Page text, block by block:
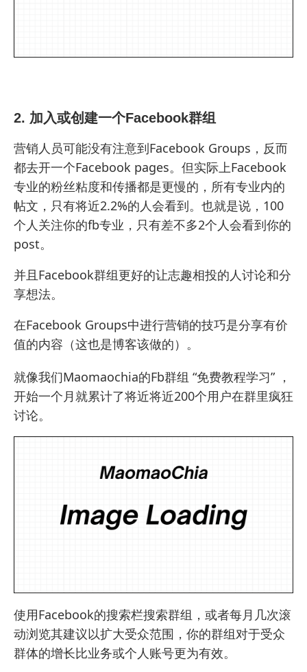
2. 加入或创建一个Facebook群组
营销人员可能没有注意到Facebook Groups，反而
都去开一个Facebook pages。但实际上Facebook
专业的粉丝粘度和传播都是更慢的，所有专业内的
帖文，只有将近2.2%的人会看到。也就是说，100
个人关注你的fb专业，只有差不多2个人会看到你的
post。
并且Facebook群组更好的让志趣相投的人讨论和分
享想法。
在Facebook Groups中进行营销的技巧是分享有价
值的内容（这也是博客该做的）。
就像我们Maomaochia的Fb群组 “免费教程学习” ，
开始一个月就累计了将近将近200个用户在群里疯狂
讨论。
使用Facebook的搜索栏搜索群组，或者每月几次滚
动浏览其建议以扩大受众范围，你的群组对于受众
群体的增长比业务或个人账号更为有效。